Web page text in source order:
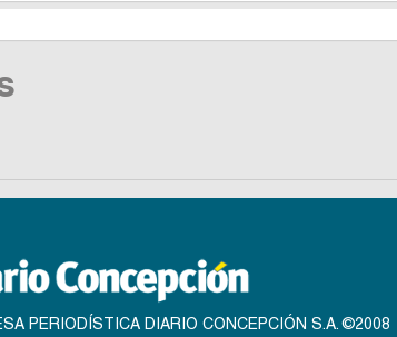
PERIODÍSTICA DIARIO CONCEPCIÓN S.A. ©2008